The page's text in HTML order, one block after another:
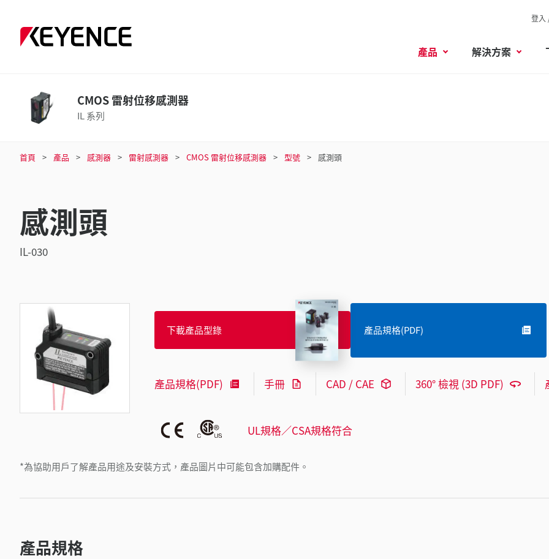
登入
產品 解決方案
CMOS 雷射位移感測器
IL 系列
首頁 產品 感測器 雷射感測器 CMOS 雷射位移感測器 型號 感測頭
感測頭
IL-030
*為協助用戶了解產品用途及安裝方式，產品圖片中可能包含加購配件。
下載產品型錄 產品規格(PDF)
產品規格(PDF) 手冊 CAD / CAE 360° 檢視 (3D PDF)
UL規格／CSA規格符合
產品規格